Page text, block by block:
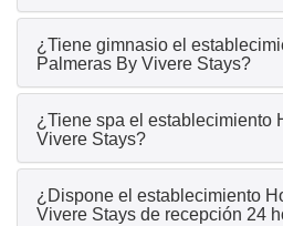
¿Tiene gimnasio el
Palmeras By Vivere Stays?
¿Tiene spa el establecimiento
Vivere Stays?
¿Dispone el establecimiento
Vivere Stays de recepción 24